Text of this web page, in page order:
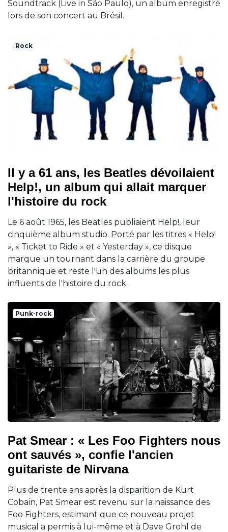
Soundtrack (Live in São Paulo), un album enregistré
lors de son concert au Brésil.
Rock
Il y a 61 ans, les Beatles dévoilaient
Help!, un album qui allait marquer
l'histoire du rock
Le 6 août 1965, les Beatles publiaient Help!, leur
cinquième album studio. Porté par les titres « Help!
», « Ticket to Ride » et « Yesterday », ce disque
marque un tournant dans la carrière du groupe
britannique et reste l'un des albums les plus
influents de l'histoire du rock.
Punk-rock
Pat Smear : « Les Foo Fighters nous
ont sauvés », confie l'ancien
guitariste de Nirvana
Plus de trente ans après la disparition de Kurt
Cobain, Pat Smear est revenu sur la naissance des
Foo Fighters, estimant que ce nouveau projet
musical a permis à lui-même et à Dave Grohl de